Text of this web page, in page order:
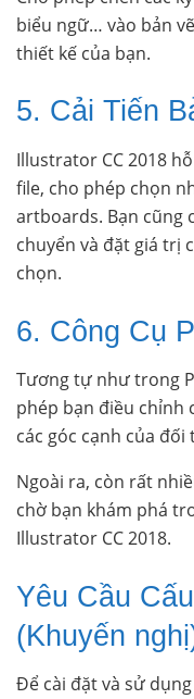
biểu ngữ… vào bản
thiết kế của bạn.
5. Cải Tiến
Illustrator CC 2018
file, cho phép chọn
artboards. Bạn cũng
chuyển và đặt giá trị
chọn.
6. Công Cụ
Tương tự như trong
phép bạn điều chỉnh
các góc cạnh của
Ngoài ra, còn rất
chờ bạn khám phá
Illustrator CC 2018.
Yêu Cầu
(Khuyến
Để cài đặt và sử